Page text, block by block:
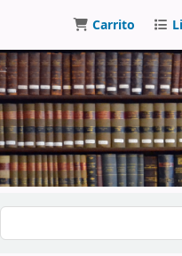
Carrito
Buscar en el catálogo